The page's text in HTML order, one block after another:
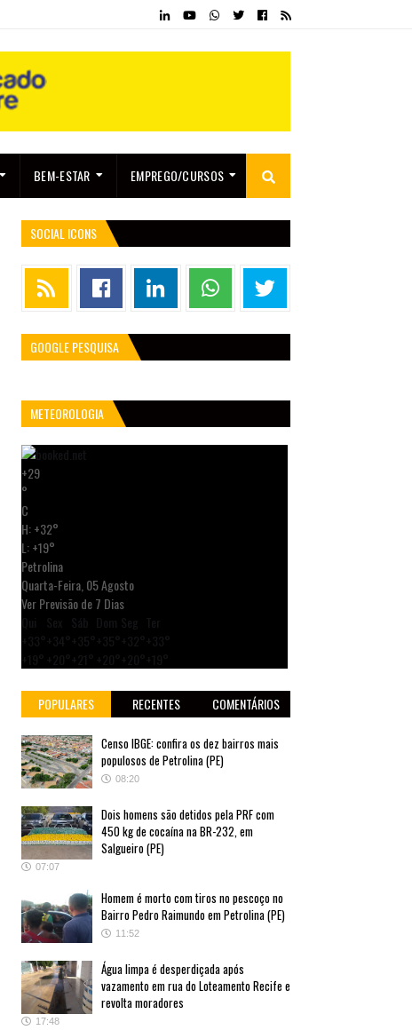
BEM-ESTAR EMPREGO/CURSOS
SOCIAL ICONS
GOOGLE PESQUISA
METEOROLOGIA
+29
°
C
H:+32°
L:+19°
Petrolina
Quarta-Feira, 05 Agosto
Ver Previsão de 7 Dias
POPULARES RECENTES COMENTÁRIOS
Censo IBGE: confira os dez bairros mais
populosos de Petrolina (PE)
08:20
Dois homens são detidos pela PRF com
450 kg de cocaína na BR-232, em
Salgueiro (PE)
07:07
Homem é morto com tiros no pescoço no
Bairro Pedro Raimundo em Petrolina (PE)
11:52
Água limpa é desperdiçada após
vazamento em rua do Loteamento Recife e
revolta moradores
17:48